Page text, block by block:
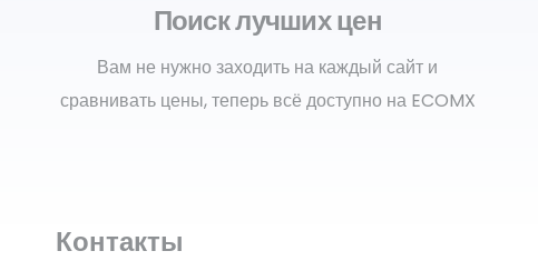
Поиск лучших цен
Вам не нужно заходить на каждый сайт и
сравнивать цены, теперь всё доступно на ECOMX
Контакты